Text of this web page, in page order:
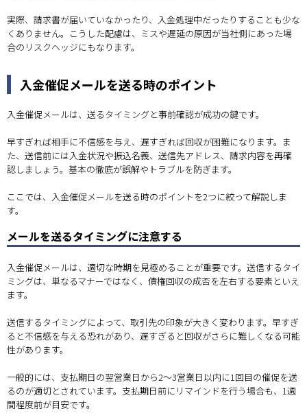
実際、請求書が届いていなかったり、入金処理中だったりすることも少な
くありません。こうした配慮は、ミスや遅延の原因が当社側にあった場
合のリスクヘッジにもなります。
入金催促メールを送る時のポイント
入金催促メールは、送るタイミングと事前確認が成功の鍵です。
早すぎれば相手に不信感を与え、遅すぎれば回収が困難になります。ま
た、送信前には入金状況や振込名義、送信先アドレス、請求内容を再確
認しましょう。基本の徹底が誤解やトラブルを防ぎます。
ここでは、入金催促メールを送る時のポイントを2つに絞って解説しま
す。
メールを送るタイミングに注意する
入金催促メールは、適切な時期を見極めることが重要です。送信するタイ
ミングは、単なるマナーではなく、債権回収の成否を左右する要素といえ
ます。
送信するタイミングによって、取引先の印象が大きく変わります。早すぎ
ると不信感を与える恐れがあり、遅すぎると回収がさらに難しくなる可能
性があります。
一般的には、支払期日の翌営業日から2〜3営業日以内に1回目の催促を送
るのが適切とされています。支払期日前にリマインドを行う場合も、1週
間程度前が目安です。